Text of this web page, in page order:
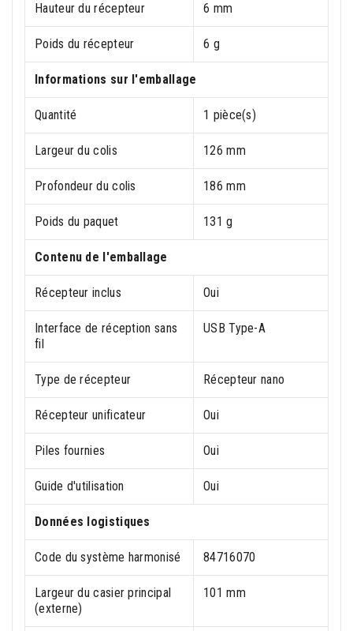
Hauteur du récepteur 6 mm
Poids du récepteur 6 g
Informations sur l'emballage
Quantité 1 pièce(s)
Largeur du colis 126 mm
Profondeur du colis 186 mm
Poids du paquet 131 g
Contenu de l'emballage
Récepteur inclus Oui
Interface de réception sans
fil
USB Type-A
Type de récepteur Récepteur nano
Récepteur unificateur Oui
Piles fournies Oui
Guide d'utilisation Oui
Données logistiques
Code du système harmonisé 84716070
Largeur du casier principal
(externe)
101 mm